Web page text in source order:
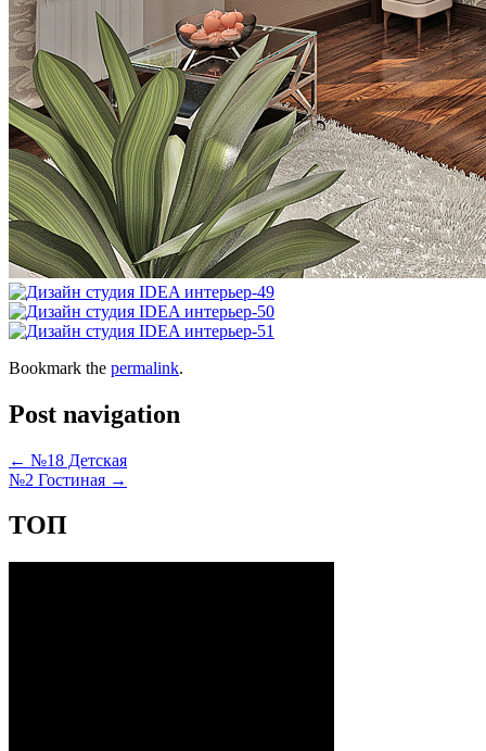
Bookmark the permalink.
Post navigation
← №18 Детская
№2 Гостиная →
ТОП